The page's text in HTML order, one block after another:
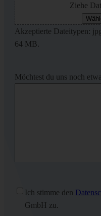
Ziehe
Akzeptierte Dateitypen:
64 MB.
Möchtest du uns noch
Ohne
Titel(erforderlich)
Ich stimme den
GmbH zu.